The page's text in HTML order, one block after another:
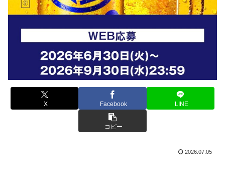
X Facebook LINE
コピー
2026.07.05